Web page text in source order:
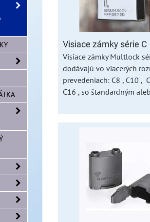
Visiace zámky série C
Visiace zámky Multlock
dodávajú vo viacerých
prevedeniach: C8 , C10 ,
C16 , so štandardným